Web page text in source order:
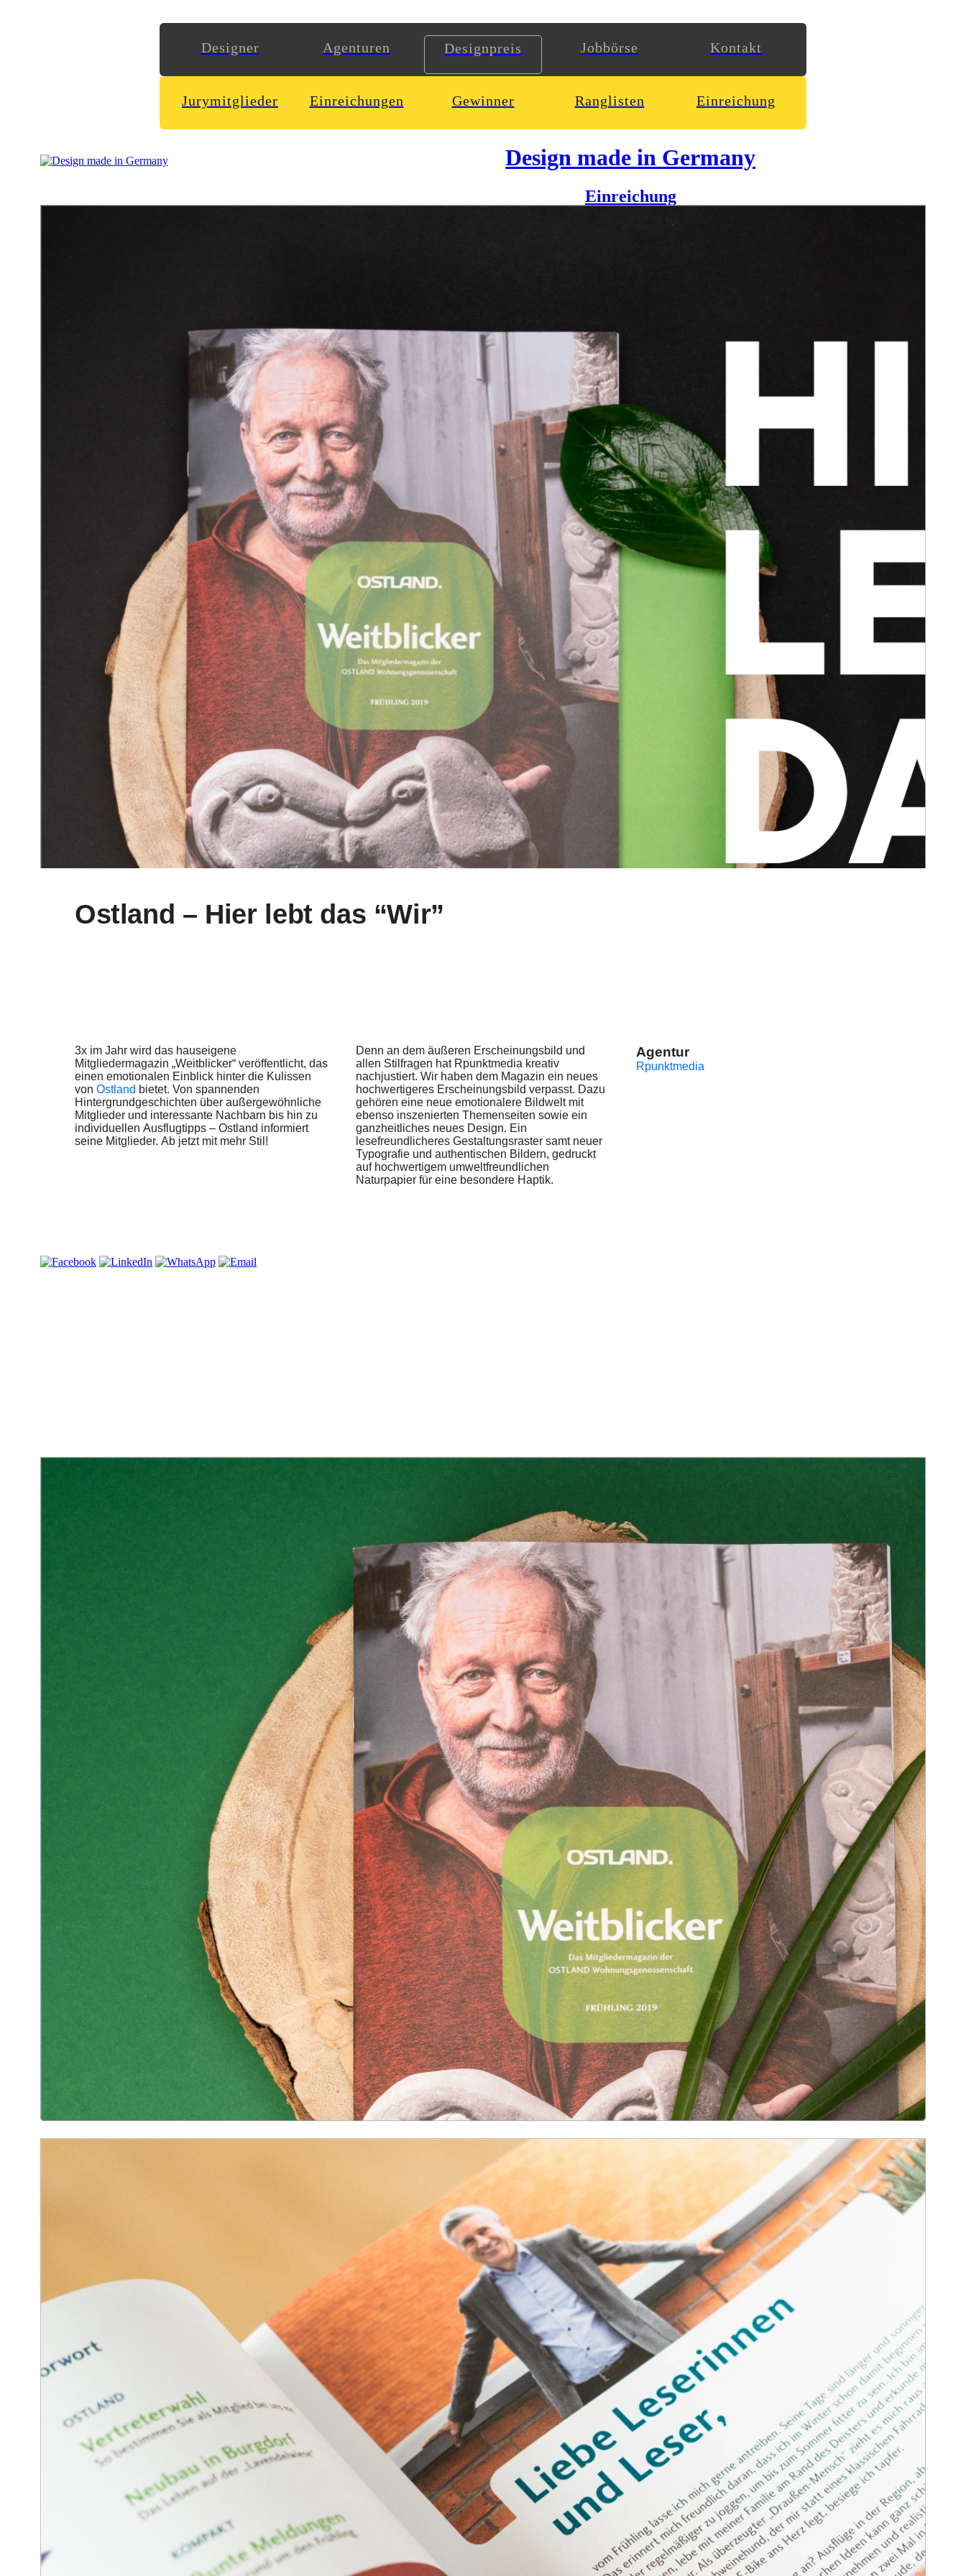
Designer Agenturen Designpreis Jobbörse Kontakt
Jurymitglieder Einreichungen Gewinner Ranglisten Einreichung
Design made in Germany
Einreichung
Ostland
über außergewöhnliche Mitglieder und interessante Nachbarn bis hin zu individuellen Ausflugtipps – Ostland informiert seine Mitglieder. Ab jetzt mit mehr Stil!
Rpunktmedia
Ostland – Hier lebt das “Wir”
3x im Jahr wird das hauseigene
Mitgliedermagazin „Weitblicker“ veröffentlicht, das
einen emotionalen Einblick hinter die Kulissen
von Ostland bietet. Von spannenden
Hintergrundgeschichten über außergewöhnliche
Mitglieder und interessante Nachbarn bis hin zu
individuellen Ausflugtipps – Ostland informiert
seine Mitglieder. Ab jetzt mit mehr Stil!
Denn an dem äußeren Erscheinungsbild und
allen Stilfragen hat Rpunktmedia kreativ
nachjustiert. Wir haben dem Magazin ein neues
hochwertigeres Erscheinungsbild verpasst. Dazu
gehören eine neue emotionalere Bildwelt mit
ebenso inszenierten Themenseiten sowie ein
ganzheitliches neues Design. Ein
lesefreundlicheres Gestaltungsraster samt neuer
Typografie und authentischen Bildern, gedruckt
auf hochwertigem umweltfreundlichen
Naturpapier für eine besondere Haptik.
Agentur
Rpunktmedia